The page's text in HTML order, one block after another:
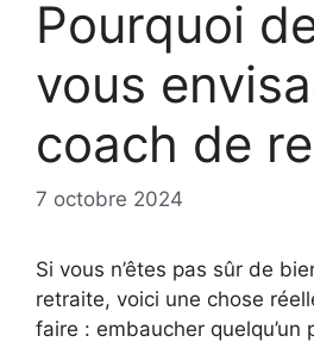
Pourquoi
vous
coach de
7 octobre 2024
Si vous n’êtes pas sûr de
retraite, voici une chose
faire : embaucher quelqu’un